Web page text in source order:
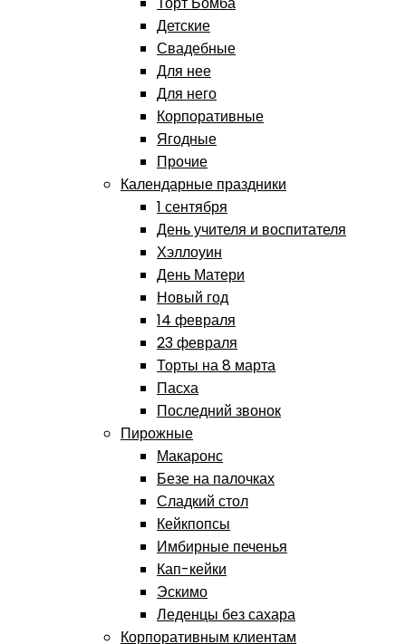
Детские
Свадебные
Для нее
Для него
Корпоративные
Ягодные
Прочие
Календарные праздники
1 сентября
День учителя и воспитателя
Хэллоуин
День Матери
Новый год
14 февраля
23 февраля
Торты на 8 марта
Пасха
Последний звонок
Пирожные
Макаронс
Безе на палочках
Сладкий стол
Кейкпопсы
Имбирные печенья
Кап-кейки
Эскимо
Леденцы без сахара
Корпоративным клиентам